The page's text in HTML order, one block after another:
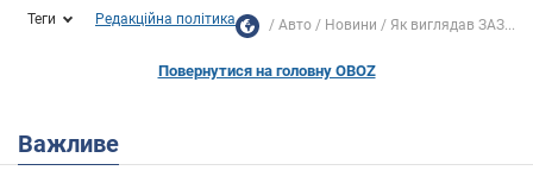
Теги Редакційна політика Авто Новини Як виглядав ЗАЗ...
Повернутися на головну OBOZ
Важливе